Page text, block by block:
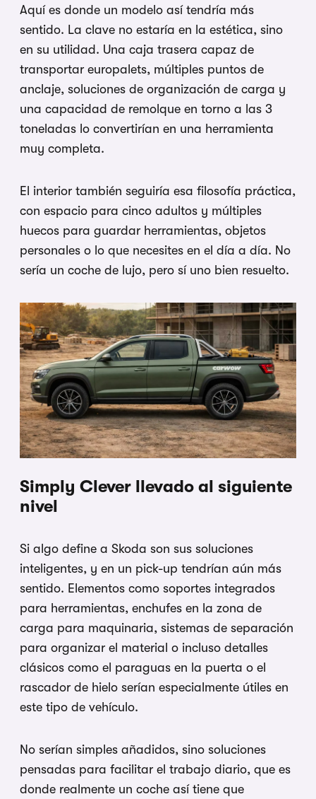
Aquí es donde un modelo así tendría más
sentido. La clave no estaría en la estética, sino
en su utilidad. Una caja trasera capaz de
transportar europalets, múltiples puntos de
anclaje, soluciones de organización de carga y
una capacidad de remolque en torno a las 3
toneladas lo convertirían en una herramienta
muy completa.
El interior también seguiría esa filosofía práctica,
con espacio para cinco adultos y múltiples
huecos para guardar herramientas, objetos
personales o lo que necesites en el día a día. No
sería un coche de lujo, pero sí uno bien resuelto.
Simply Clever llevado al siguiente
nivel
Si algo define a Skoda son sus soluciones
inteligentes, y en un pick-up tendrían aún más
sentido. Elementos como soportes integrados
para herramientas, enchufes en la zona de
carga para maquinaria, sistemas de separación
para organizar el material o incluso detalles
clásicos como el paraguas en la puerta o el
rascador de hielo serían especialmente útiles en
este tipo de vehículo.
No serían simples añadidos, sino soluciones
pensadas para facilitar el trabajo diario, que es
donde realmente un coche así tiene que